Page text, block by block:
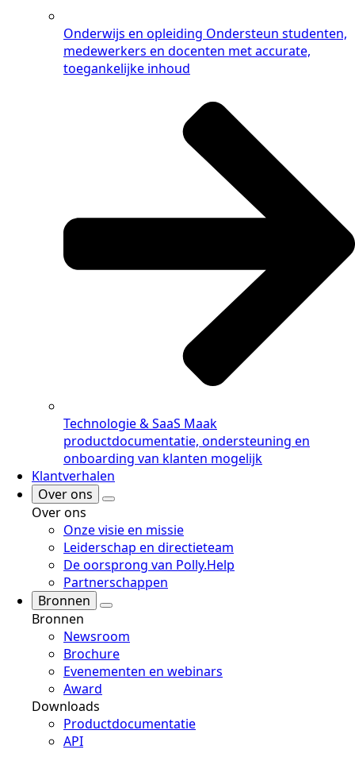
Onderwijs en opleiding Ondersteun studenten,
medewerkers en docenten met accurate,
toegankelijke inhoud
Technologie & SaaS Maak
productdocumentatie, ondersteuning en
onboarding van klanten mogelijk
Klantverhalen
Over ons
Over ons
Onze visie en missie
Leiderschap en directieteam
De oorsprong van Polly.Help
Partnerschappen
Bronnen
Bronnen
Newsroom
Brochure
Evenementen en webinars
Award
Downloads
Productdocumentatie
API